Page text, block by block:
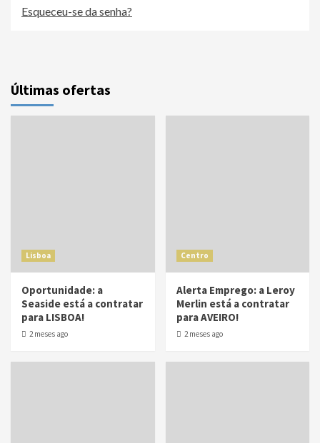
Esqueceu-se da senha?
Últimas ofertas
Lisboa
Oportunidade: a
Seaside está a contratar
para LISBOA!
2 meses ago
Centro
Alerta Emprego: a Leroy
Merlin está a contratar
para AVEIRO!
2 meses ago